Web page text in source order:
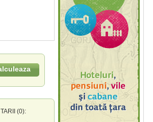
(0):